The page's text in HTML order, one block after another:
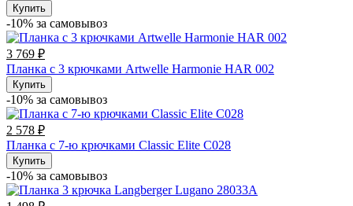
Купить
-10% за cамовывоз
3 769 ₽
Планка с 3 крючками Artwelle Harmonie HAR 002
Купить
-10% за cамовывоз
2 578 ₽
Планка с 7-ю крючками Classic Elite C028
Купить
-10% за cамовывоз